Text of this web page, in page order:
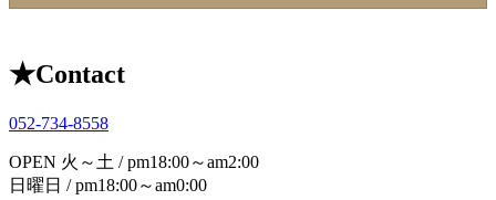
★Contact
052-734-8558
OPEN 火～土 / pm18:00～am2:00
日曜日 / pm18:00～am0:00